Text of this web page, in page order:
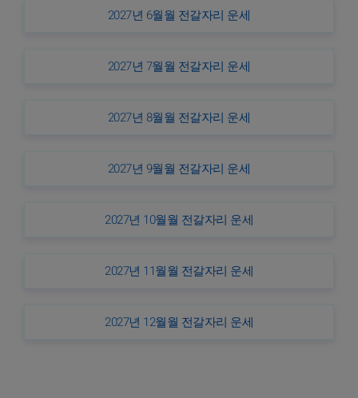
2027년 6월월 전갈자리 운세
2027년 7월월 전갈자리 운세
2027년 8월월 전갈자리 운세
2027년 9월월 전갈자리 운세
2027년 10월월 전갈자리 운세
2027년 11월월 전갈자리 운세
2027년 12월월 전갈자리 운세